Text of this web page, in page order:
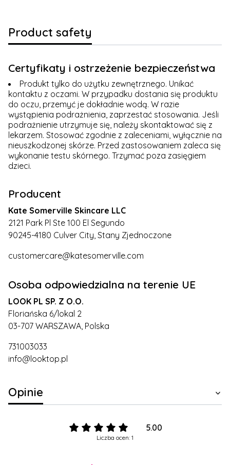
Product safety
Certyfikaty i ostrzeżenie bezpieczeństwa
Produkt tylko do użytku zewnętrznego. Unikać
kontaktu z oczami. W przypadku dostania się produktu
do oczu, przemyć je dokładnie wodą. W razie
wystąpienia podrażnienia, zaprzestać stosowania. Jeśli
podrażnienie utrzymuje się, należy skontaktować się z
lekarzem. Stosować zgodnie z zaleceniami, wyłącznie na
nieuszkodzonej skórze. Przed zastosowaniem zaleca się
wykonanie testu skórnego. Trzymać poza zasięgiem
dzieci.
Producent
Kate Somerville Skincare LLC
2121 Park Pl Ste 100 El Segundo
90245-4180 Culver City, Stany Zjednoczone
customercare@katesomerville.com
Osoba odpowiedzialna na terenie UE
LOOK PL SP. Z O.O.
Floriańska 6/lokal 2
03-707 WARSZAWA, Polska
731003033
info@looktop.pl
Opinie
5.00
Liczba ocen: 1